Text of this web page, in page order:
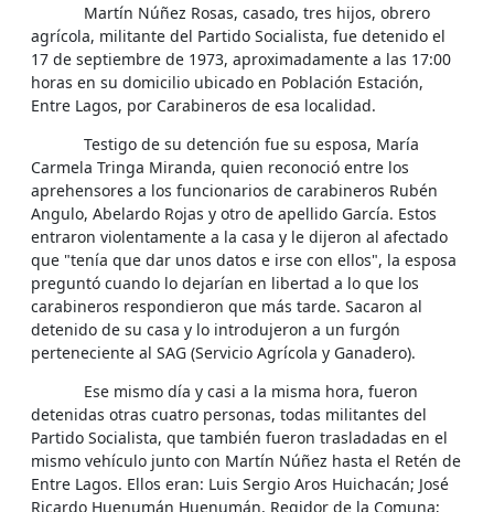
Martín Núñez Rosas, casado, tres hijos, obrero
agrícola, militante del Partido Socialista, fue detenido el
17 de septiembre de 1973, aproximadamente a las 17:00
horas en su domicilio ubicado en Población Estación,
Entre Lagos, por Carabineros de esa localidad.
Testigo de su detención fue su esposa, María
Carmela Tringa Miranda, quien reconoció entre los
aprehensores a los funcionarios de carabineros Rubén
Angulo, Abelardo Rojas y otro de apellido García. Estos
entraron violentamente a la casa y le dijeron al afectado
que "tenía que dar unos datos e irse con ellos", la esposa
preguntó cuando lo dejarían en libertad a lo que los
carabineros respondieron que más tarde. Sacaron al
detenido de su casa y lo introdujeron a un furgón
perteneciente al SAG (Servicio Agrícola y Ganadero).
Ese mismo día y casi a la misma hora, fueron
detenidas otras cuatro personas, todas militantes del
Partido Socialista, que también fueron trasladadas en el
mismo vehículo junto con Martín Núñez hasta el Retén de
Entre Lagos. Ellos eran: Luis Sergio Aros Huichacán; José
Ricardo Huenumán Huenumán, Regidor de la Comuna;